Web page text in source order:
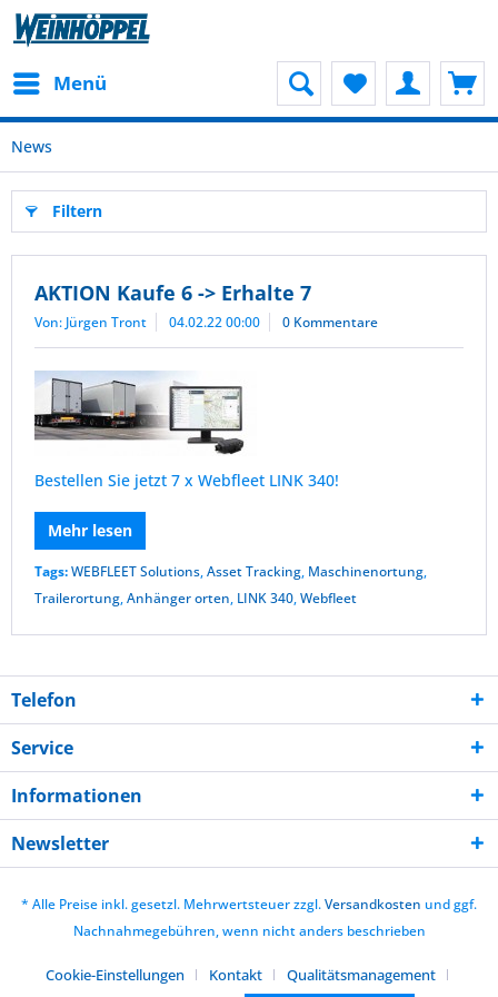
Menü
News
Filtern
AKTION Kaufe 6 -> Erhalte 7
Von: Jürgen Tront 04.02.22 00:00 0 Kommentare
Bestellen Sie jetzt 7 x Webfleet LINK 340!
Mehr lesen
Tags:WEBFLEET Solutions,Asset Tracking, Maschinenortung,
Trailerortung,Anhänger orten, LINK 340,Webfleet
Telefon
Service
Informationen
Newsletter
* Alle Preise inkl. gesetzl. Mehrwertsteuer zzgl.Versandkosten und ggf.
Nachnahmegebühren, wenn nicht anders beschrieben
Cookie-Einstellungen Kontakt Qualitätsmanagement